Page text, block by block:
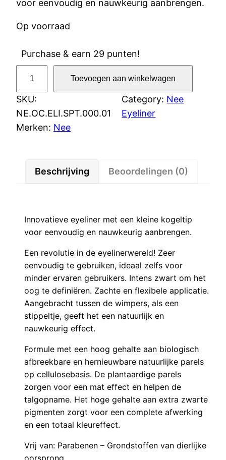
voor eenvoudig en nauwkeurig aanbrengen.
Op voorraad
Purchase & earn 29 punten!
on
eyeliner
aantal
Toevoegen aan winkelwagen
SKU:
NE.OC.ELI.SPT.000.01
Category: Nee
Eyeliner
Merken: Nee
Beschrijving Beoordelingen (0)
Innovatieve eyeliner met een kleine kogeltip
voor eenvoudig en nauwkeurig aanbrengen.
Een revolutie in de eyelinerwereld! Zeer
eenvoudig te gebruiken, ideaal zelfs voor
minder ervaren gebruikers. Intens zwart om het
oog te definiëren. Zachte en flexibele applicatie.
Aangebracht tussen de wimpers, als een
stippeltje, geeft het een natuurlijk en
nauwkeurig effect.
Formule met een hoog gehalte aan biologisch
afbreekbare en hernieuwbare natuurlijke parels
op cellulosebasis. De plantaardige parels
zorgen voor een mat effect en helpen de
talgopname. Het hoge gehalte aan extra zwarte
pigmenten zorgt voor een complete afwerking
en een totaal kleureffect.
Vrij van: Parabenen – Grondstoffen van dierlijke